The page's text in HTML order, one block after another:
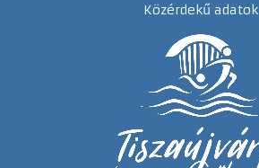
Közérdekű adatok